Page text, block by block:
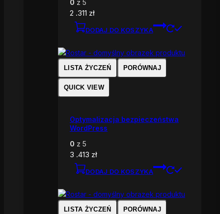
0 z 5
2 .311 zł
DODAJ DO KOSZYKA
LISTA ŻYCZEŃ PORÓWNAJ
QUICK VIEW
Optymalizacja bezpieczeństwa
WordPress
0 z 5
3 .413 zł
DODAJ DO KOSZYKA
LISTA ŻYCZEŃ PORÓWNAJ